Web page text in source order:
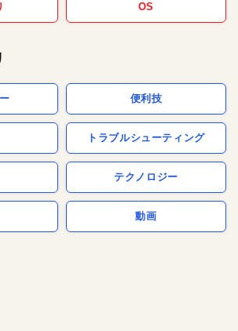
OS
便利技
トラブルシューティング
テクノロジー
動画